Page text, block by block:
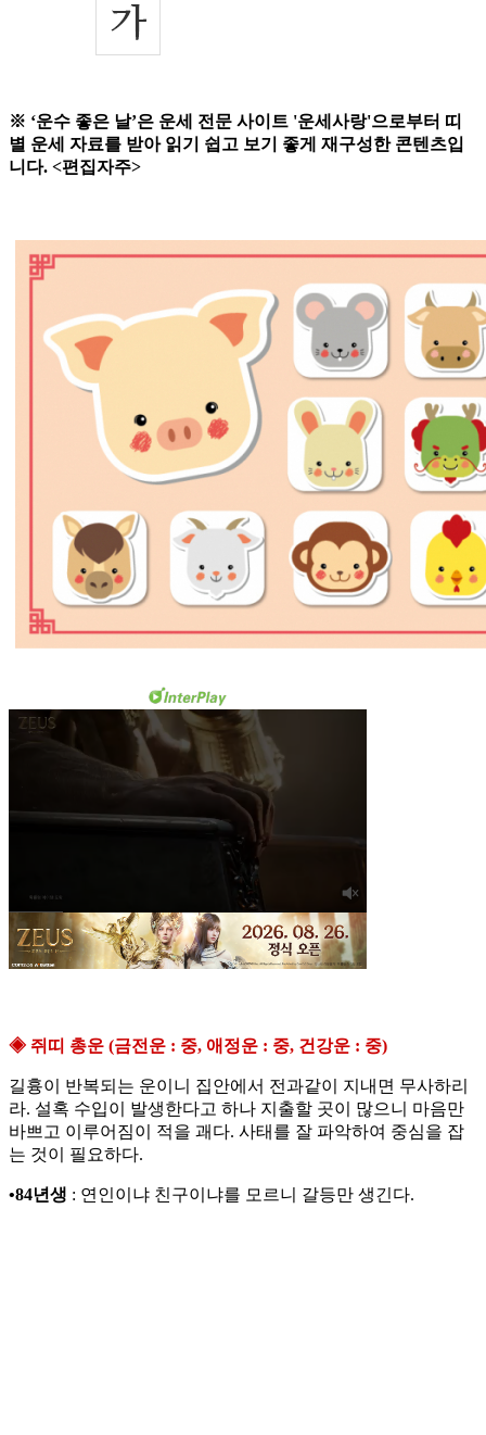
※ ‘운수 좋은 날’은 운세 전문 사이트 '운세사랑'으로부터 띠
별 운세 자료를 받아 읽기 쉽고 보기 좋게 재구성한 콘텐츠입
니다. <편집자주>
◈ 쥐띠 총운 (금전운 : 중, 애정운 : 중, 건강운 : 중)
길흉이 반복되는 운이니 집안에서 전과같이 지내면 무사하리
라. 설혹 수입이 발생한다고 하나 지출할 곳이 많으니 마음만
바쁘고 이루어짐이 적을 괘다. 사태를 잘 파악하여 중심을 잡
는 것이 필요하다.
•84년생 : 연인이냐 친구이냐를 모르니 갈등만 생긴다.